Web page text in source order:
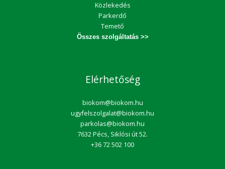
Közlekedés
Parkerdő
Temető
Összes szolgáltatás >>
Elérhetőség
biokom@biokom.hu
ugyfelszolgalat@biokom.hu
parkolas@biokom.hu
7632 Pécs, Siklósi út 52.
+36 72 502 100